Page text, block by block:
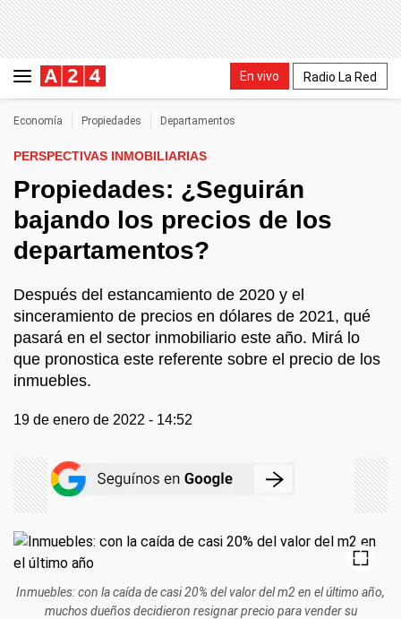
En vivo Radio La Red
Economía Propiedades Departamentos
PERSPECTIVAS INMOBILIARIAS
Propiedades: ¿Seguirán
bajando los precios de los
departamentos?
Después del estancamiento de 2020 y el
sinceramiento de precios en dólares de 2021, qué
pasará en el sector inmobiliario este año. Mirá lo
que pronostica este referente sobre el precio de los
inmuebles.
19 de enero de 2022 - 14:52
Inmuebles: con la caída de casi 20% del valor del m2 en el último año,
muchos dueños decidieron resignar precio para vender su